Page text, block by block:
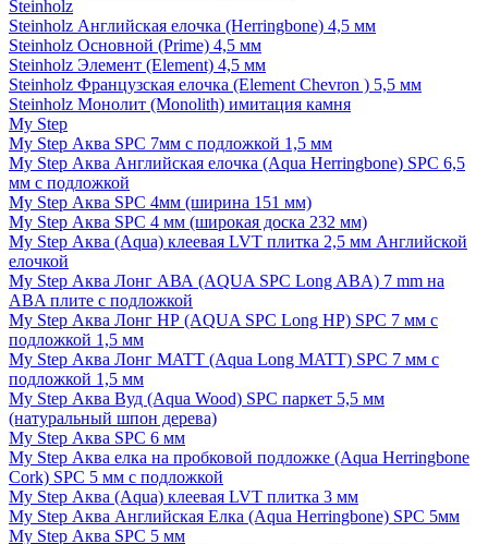
Steinholz
Steinholz Английская елочка (Herringbone) 4,5 мм
Steinholz Основной (Prime) 4,5 мм
Steinholz Элемент (Element) 4,5 мм
Steinholz Французская елочка (Element Chevron ) 5,5 мм
Steinholz Монолит (Monolith) имитация камня
My Step
My Step Аква SPC 7мм c подложкой 1,5 мм
My Step Аква Английская елочка (Aqua Herringbone) SPC 6,5
мм с подложкой
My Step Аква SPC 4мм (ширина 151 мм)
My Step Аква SPC 4 мм (широкая доска 232 мм)
My Step Аква (Aqua) клеевая LVT плитка 2,5 мм Английской
елочкой
My Step Аква Лонг АВА (AQUA SPC Long ABA) 7 mm на
ABA плите с подложкой
My Step Аква Лонг НР (AQUA SPC Long HP) SPC 7 мм с
подложкой 1,5 мм
My Step Аква Лонг MATT (Aqua Long MATT) SPC 7 мм с
подложкой 1,5 мм
My Step Аква Вуд (Aqua Wood) SPC паркет 5,5 мм
(натуральный шпон дерева)
My Step Аква SPC 6 мм
My Step Аква елка на пробковой подложке (Aqua Herringbone
Cork) SPC 5 мм с подложкой
My Step Аква (Aqua) клеевая LVT плитка 3 мм
My Step Аква Английская Елка (Aqua Herringbone) SPC 5мм
My Step Аква SPC 5 мм